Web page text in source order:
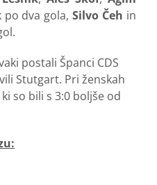
po dva gola,Silvo Čeh in
postali Španci CDS
Stutgart. Pri ženskah
so bili s 3:0 boljše od